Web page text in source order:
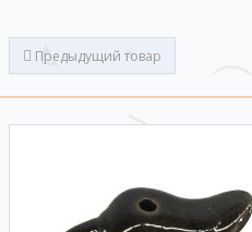
Предыдущий товар